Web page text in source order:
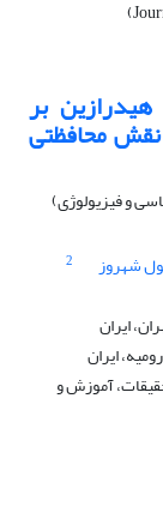
بر
محافظتی
و فیزیولوژی)
شهروز 2
ایران
ایران
آموزش و